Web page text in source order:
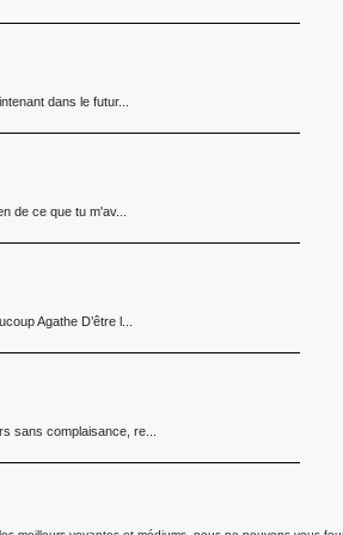
dans le futur...
de ce que tu m'av...
Agathe D’être l...
sans complaisance, re...